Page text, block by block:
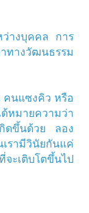
งบุคคล การ
วัฒนธรรม
นแซงคิว หรือ
หมายความว่า
กิดขึ้นด้วย ลอง
รามีวินัยกันแค่
จะเติบโตขึ้นไป